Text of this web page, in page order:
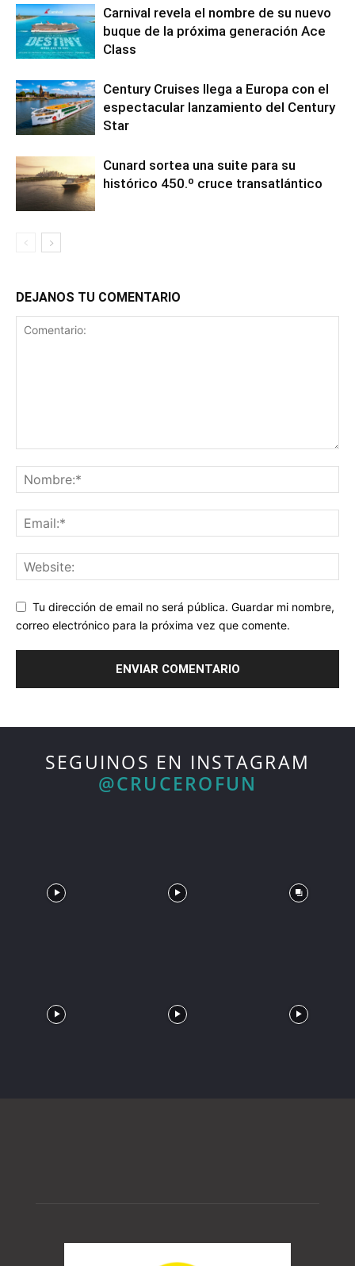
Carnival revela el nombre de su nuevo
buque de la próxima generación Ace
Class
Century Cruises llega a Europa con el
espectacular lanzamiento del Century
Star
Cunard sortea una suite para su
histórico 450.º cruce transatlántico
DEJANOS TU COMENTARIO
Tu dirección de email no será pública. Guardar mi nombre,
correo electrónico para la próxima vez que comente.
SEGUINOS EN INSTAGRAM
@CRUCEROFUN